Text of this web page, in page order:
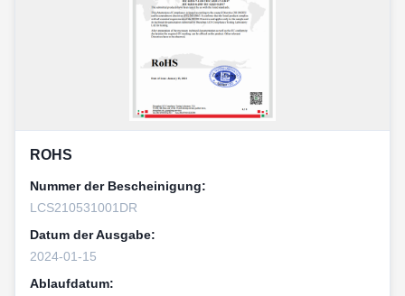
ROHS
Nummer der Bescheinigung:
LCS210531001DR
Datum der Ausgabe:
2024-01-15
Ablaufdatum: